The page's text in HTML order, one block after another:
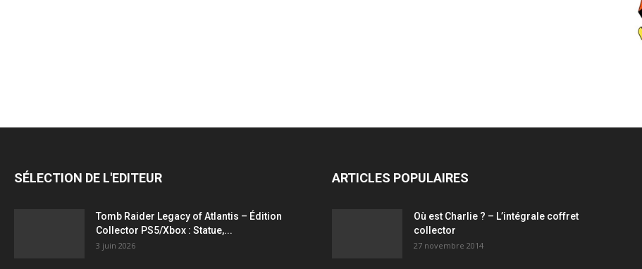
SÉLECTION DE L'EDITEUR
Tomb Raider Legacy of Atlantis – Édition
Collector PS5/Xbox : Statue,...
3 juin 2026
ARTICLES POPULAIRES
Où est Charlie ? – L’intégrale coffret
collector
27 novembre 2014